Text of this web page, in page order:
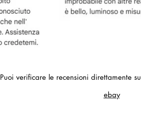
Puoi verificare le recensioni direttamente su
ebay